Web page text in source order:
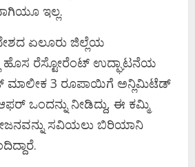
ಇಲ್ಲ.
ಏಲೂರು ಜಿಲ್ಲೆಯ
ಹೊಸ ರೆಸ್ಟೋರೆಂಟ್ ಉದ್ಘಾಟನೆಯ
ಮಾಲೀಕ 3 ರೂಪಾಯಿಗೆ ಅನ್ಲಿಮಿಟೆಡ್
ಒಂದನ್ನು ನೀಡಿದ್ದು, ಈ ಕಮ್ಮಿ
ಸವಿಯಲು ಬಿರಿಯಾನಿ